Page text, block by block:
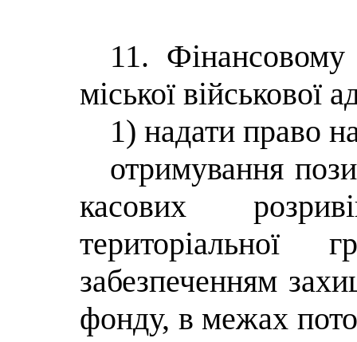
11. Фінансовому
міської військової
1) надати право
отримування
касових
територіальної
забезпеченням
фонду, в межах